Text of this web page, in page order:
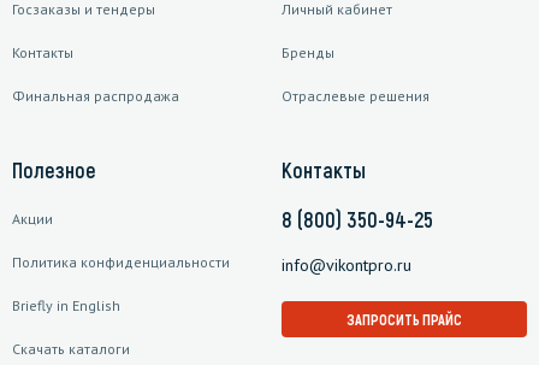
Госзаказы и тендеры
Контакты
Финальная распродажа
Личный кабинет
Бренды
Отраслевые решения
Полезное
Акции
Политика конфиденциальности
Briefly in English
Скачать каталоги
Контакты
8 (800) 350-94-25
info@vikontpro.ru
ЗАПРОСИТЬ ПРАЙС